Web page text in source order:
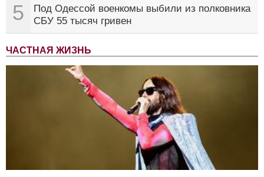
5
Под Одессой военкомы выбили из полковника
СБУ 55 тысяч гривен
ЧАСТНАЯ ЖИЗНЬ